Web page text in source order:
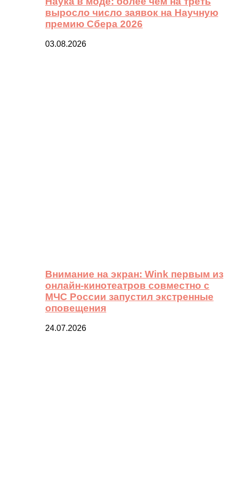
выросло число заявок на Научную
премию Сбера 2026
03.08.2026
Внимание на экран: Wink первым из
онлайн-кинотеатров совместно с
МЧС России запустил экстренные
оповещения
24.07.2026